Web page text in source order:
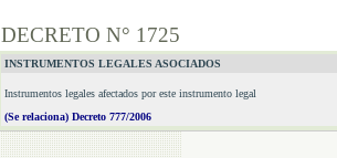
DECRETO N° 1725
INSTRUMENTOS LEGALES ASOCIADOS
Instrumentos legales afectados por este instrumento legal
(Se relaciona) Decreto 777/2006